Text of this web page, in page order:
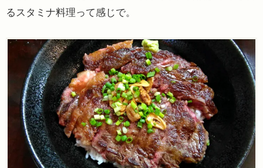
るスタミナ料理って感じで。